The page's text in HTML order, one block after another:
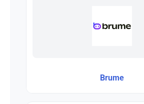
Brume